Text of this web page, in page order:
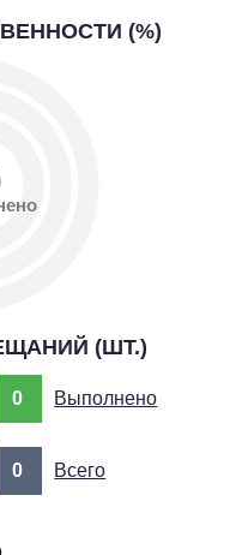
(%)
(ШТ.)
0 Выполнено
0 Всего